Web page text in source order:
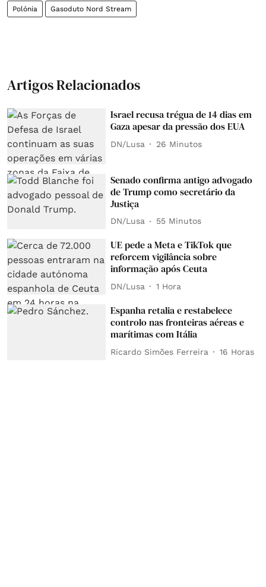
Polónia Gasoduto Nord Stream
Artigos Relacionados
Israel recusa trégua de 14 dias em
Gaza apesar da pressão dos EUA
DN/Lusa 26 Minutos
Senado confirma antigo advogado
de Trump como secretário da
Justiça
DN/Lusa 55 Minutos
UE pede a Meta e TikTok que
reforcem vigilância sobre
informação após Ceuta
DN/Lusa 1 Hora
Espanha retalia e restabelece
controlo nas fronteiras aéreas e
marítimas com Itália
Ricardo Simões Ferreira 16 Horas